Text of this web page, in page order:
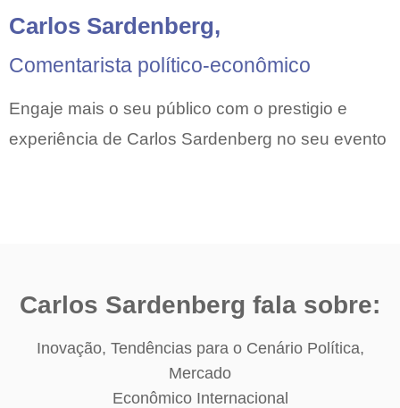
Carlos Sardenberg,
Comentarista político-econômico
Engaje mais o seu público com o prestigio e
experiência de Carlos Sardenberg no seu evento
Carlos Sardenberg fala sobre:
Inovação, Tendências para o Cenário Política,
Mercado
Econômico Internacional